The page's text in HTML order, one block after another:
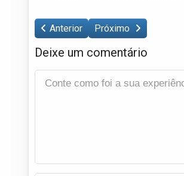
Anterior Próximo
Deixe um comentário